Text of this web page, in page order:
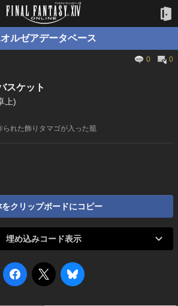
ルゼアデータベース
0
0
スケット
上)
られた飾りタマゴが入った籠
をクリップボードにコピー
埋め込みコード表示